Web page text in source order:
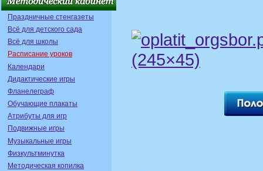
Праздничные стенгазеты
Всё для детского сада
Всё для школы
Расписание уроков
Календари
Дидактические игры
Фланелеграф
Обучающие плакаты
Атрибуты для игр
Подвижные игры
Музыкальные игры
Физкультминутка
Методическая копилка